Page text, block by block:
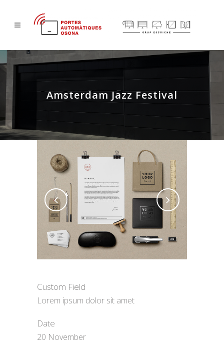
Amsterdam Jazz Festival
Custom Field
Lorem ipsum dolor sit amet
Date
20 November